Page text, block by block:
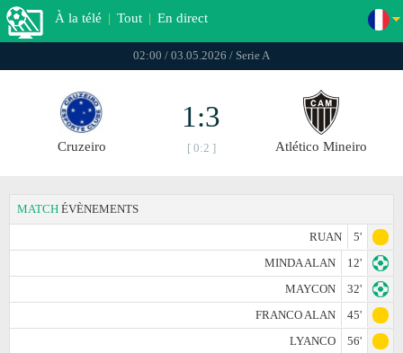
À la télé | Tout | En direct
02:00 / 03.05.2026 / Serie A
Cruzeiro
1:3
[ 0:2 ] Atlético Mineiro
MATCH ÉVÈNEMENTS
RUAN
5'
MINDA ALAN
12'
MAYCON
32'
FRANCO ALAN
45'
LYANCO
56'